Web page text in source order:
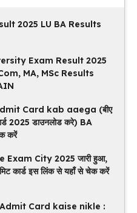
2025 LU BA Results
Exam Result 2025
MA, MSc Results
Card kab aaega (बीए
2025 डाउनलोड करे) BA
करें
Exam City 2025 जारी हुआ,
कार्ड इस लिंक से यहाँ से चेक करें
Card kaise nikle :